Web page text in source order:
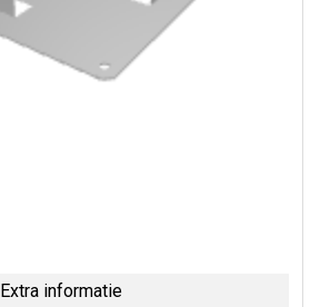
Extra informatie